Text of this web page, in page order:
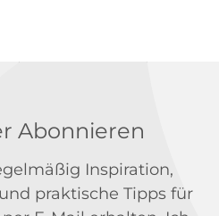
Abonnieren
Inspiration,
praktische Tipps für